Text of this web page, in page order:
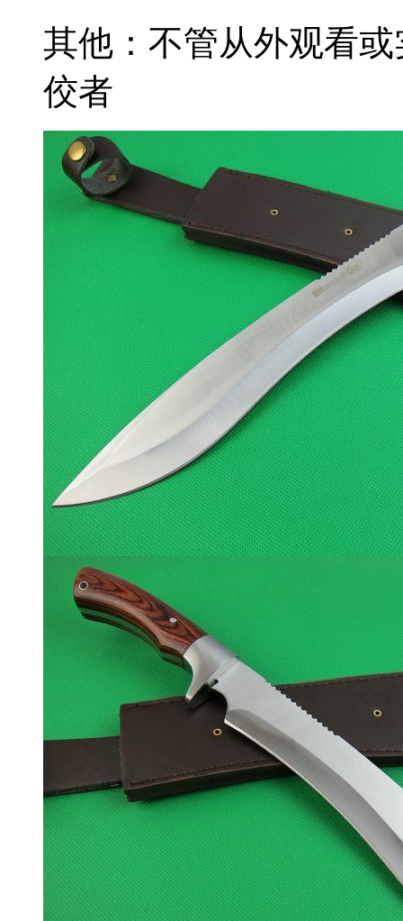
其他：不管从外观看
佼者